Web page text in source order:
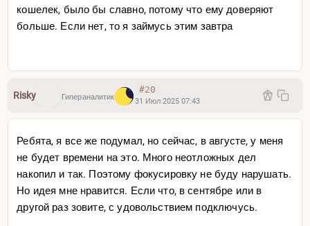
кошелек, было бы славно, потому что ему доверяют
больше. Если нет, то я займусь этим завтра
Risky Гипераналитик
#20
31 Июл 2025 07:43
Ребята, я все же подумал, но сейчас, в августе, у меня
не будет времени на это. Много неотложных дел
накопил и так. Поэтому фокусировку не буду нарушать.
Но идея мне нравится. Если что, в сентябре или в
другой раз зовите, с удовольствием подключусь.